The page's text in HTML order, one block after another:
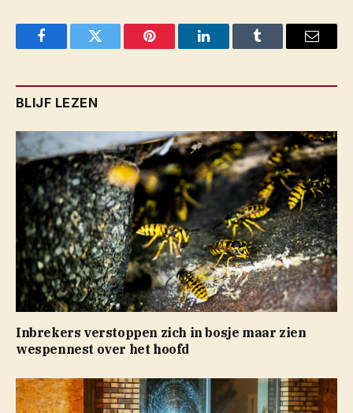
FacebookTwitter Pinterest LinkedInTumblr Email
BLIJF LEZEN
Inbrekers verstoppen zich in bosje maar zien
wespennest over het hoofd